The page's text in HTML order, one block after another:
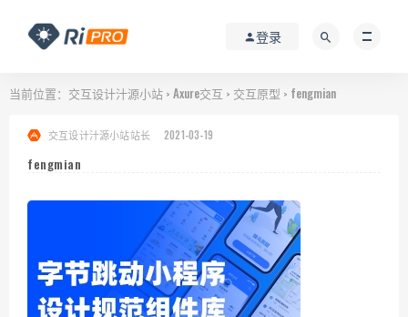
登录
当前位置： 交互设计汁源小站 > Axure交互 > 交互原型 > fengmian
交互设计汁源小站站长 2021-03-19
fengmian